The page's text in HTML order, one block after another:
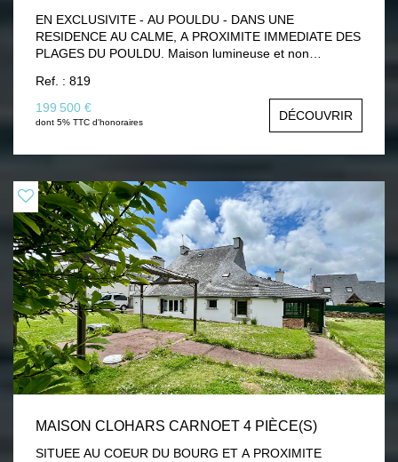
EN EXCLUSIVITE - AU POULDU - DANS UNE
RESIDENCE AU CALME, A PROXIMITE IMMEDIATE DES
PLAGES DU POULDU. Maison lumineuse et non
aménagée et équipée ouverte sur le salon-séjour, salle
d'eau avec wc . A l'étage: dégagement, un espace nuit et
une chambre. Terrain attenant avec terrasse. Place de
Ref. : 819
199 500 €
dont 5% TTC d'honoraires DÉCOUVRIR
MAISON CLOHARS CARNOET 4 PIÈCE(S)
SITUEE AU COEUR DU BOURG ET A PROXIMITE